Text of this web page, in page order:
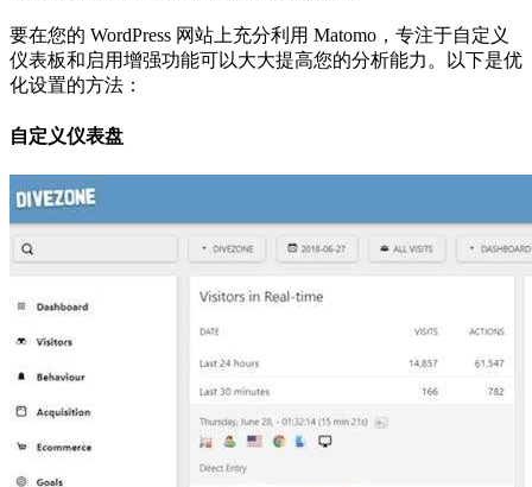
要在您的 WordPress 网站上充分利用 Matomo，专注于自定义
仪表板和启用增强功能可以大大提高您的分析能力。以下是优
化设置的方法：
自定义仪表盘